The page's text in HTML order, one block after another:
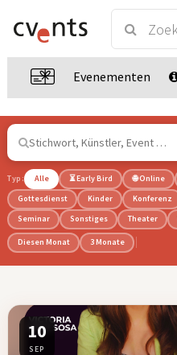
Evenementen
Typ: Alle ⏳ Early Bird 🌐 Online
Gottesdienst
Kinder Konferenz
Seminar
Sonstiges Theater
Diesen Monat 3 Monate
10
SEP